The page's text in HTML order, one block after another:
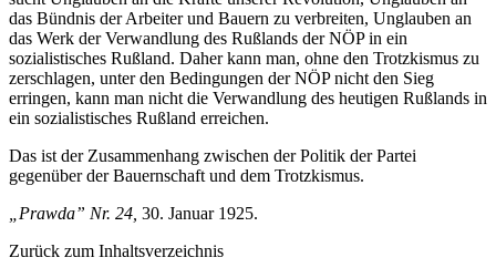
das Bündnis der Arbeiter und Bauern zu verbreiten, Unglauben an
das Werk der Verwandlung des Rußlands der NÖP in ein
sozialistisches Rußland. Daher kann man, ohne den Trotzkismus zu
zerschlagen, unter den Bedingungen der NÖP nicht den Sieg
erringen, kann man nicht die Verwandlung des heutigen Rußlands in
ein sozialistisches Rußland erreichen.
Das ist der Zusammenhang zwischen der Politik der Partei
gegenüber der Bauernschaft und dem Trotzkismus.
„Prawda” Nr. 24, 30. Januar 1925.
Zurück zum Inhaltsverzeichnis